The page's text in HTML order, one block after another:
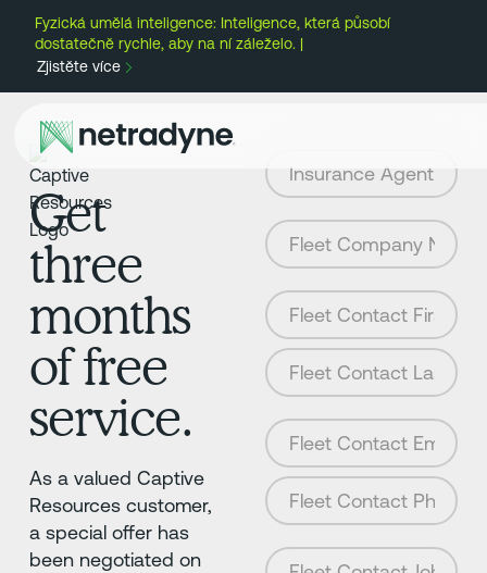
Fyzická umělá inteligence: Inteligence, která působí
dostatečně rychle, aby na ní záleželo. |
Zjistěte více
Get
three
months
of free
service.
As a valued Captive
Resources customer,
a special offer has
been negotiated on